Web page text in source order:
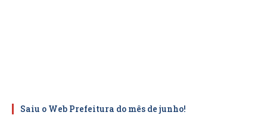
Saiu o Web Prefeitura do mês de junho!